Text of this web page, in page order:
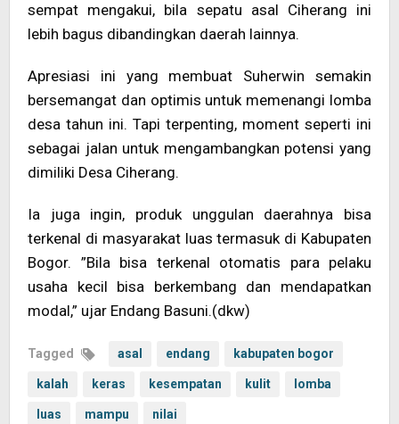
sempat mengakui, bila sepatu asal Ciherang ini
lebih bagus dibandingkan daerah lainnya.
Apresiasi ini yang membuat Suherwin semakin
bersemangat dan optimis untuk memenangi lomba
desa tahun ini. Tapi terpenting, moment seperti ini
sebagai jalan untuk mengambangkan potensi yang
dimiliki Desa Ciherang.
Ia juga ingin, produk unggulan daerahnya bisa
terkenal di masyarakat luas termasuk di Kabupaten
Bogor. ”Bila bisa terkenal otomatis para pelaku
usaha kecil bisa berkembang dan mendapatkan
modal,” ujar Endang Basuni.(dkw)
Tagged asal endang kabupaten bogor
kalah keras kesempatan kulit lomba
luas mampu nilai